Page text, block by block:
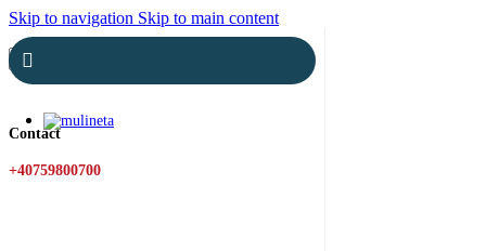
Skip to navigation Skip to main content
Contact
+40759800700